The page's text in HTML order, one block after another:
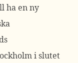
ha en ny
i slutet